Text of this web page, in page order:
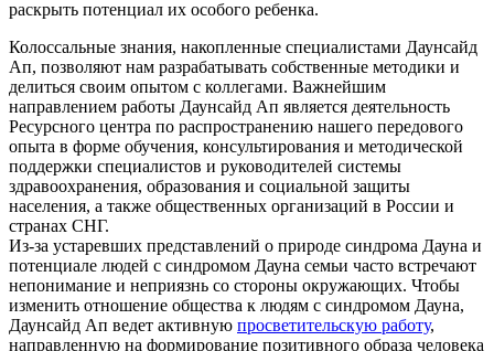
раскрыть потенциал их особого ребенка.
Колоссальные знания, накопленные специалистами Даунсайд
Ап, позволяют нам разрабатывать собственные методики и
делиться своим опытом с коллегами. Важнейшим
направлением работы Даунсайд Ап является деятельность
Ресурсного центра по распространению нашего передового
опыта в форме обучения, консультирования и методической
поддержки специалистов и руководителей системы
здравоохранения, образования и социальной защиты
населения, а также общественных организаций в России и
странах СНГ.
Из-за устаревших представлений о природе синдрома Дауна и
потенциале людей с синдромом Дауна семьи часто встречают
непонимание и неприязнь со стороны окружающих. Чтобы
изменить отношение общества к людям с синдромом Дауна,
Даунсайд Ап ведет активную просветительскую работу,
направленную на формирование позитивного образа человека